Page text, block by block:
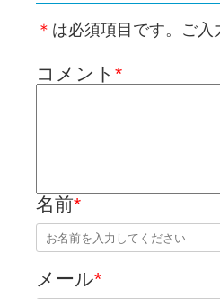
＊ は必須項目です。ご
コメント *
名前*
メール*